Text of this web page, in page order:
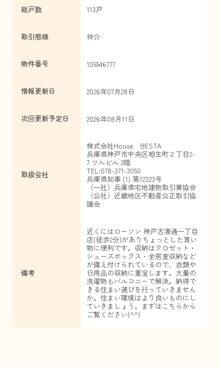
総戸数 113戸
取引態様 仲介
物件番号 105546777
情報更新日 2026年07月28日
次回更新予定日 2026年08月11日
取扱会社
株式会社House BESTA
兵庫県神戸市中央区相生町２丁目2-
7 ツルビル 2階
TEL:078-371-3050
兵庫県知事 (1) 第12323号
（一社）兵庫県宅地建物取引業協会
（公社）近畿地区不動産公正取引協
議会
備考
近くにはローソン 神戸古湊通一丁目
店(徒歩2分)がありちょっとした買い
物に便利です。収納はクロゼット・
シューズボックス・全居室収納など
が備え付けられているので、衣類や
日用品の収納に重宝します。大量の
洗濯物もバルコニーで解決。納得で
きる住まい選びを行っていきません
か。住まい環境はより良いものにし
ていきましょう。まずはこちらから
ご覧ください(^^)